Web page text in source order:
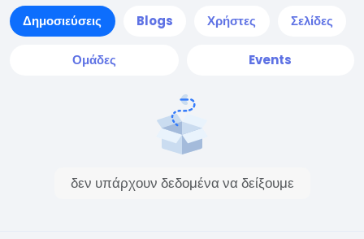
Δημοσιεύσεις Blogs Χρήστες Σελίδες
Ομάδες Events
δεν υπάρχουν δεδομένα να δείξουμε